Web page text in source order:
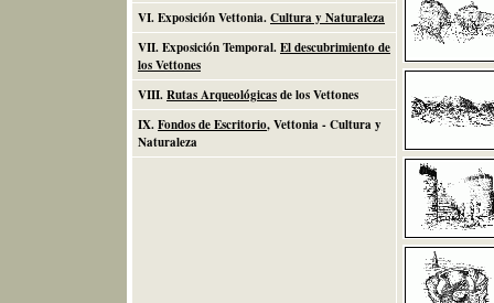
VI. Exposición Vettonia.Cultura y Naturaleza
VII. Exposición Temporal.El descubrimiento de
los Vettones
VIII.Rutas Arqueológicasde los Vettones
IX.Fondos de Escritorio, Vettonia - Cultura y
Naturaleza